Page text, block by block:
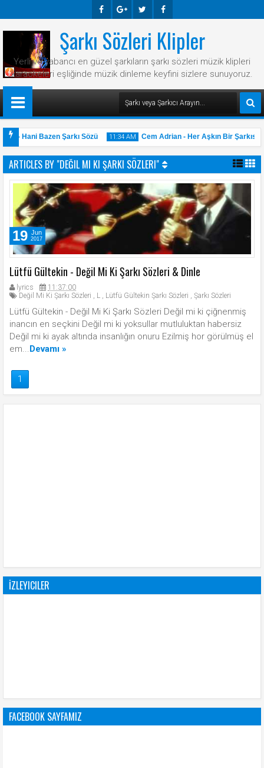
Ook E-
Plus
R Ook
Şarkı Sözleri Klipler
Yerli ve yabancı en güzel şarkıların şarkı sözleri müzik klipleri
karaokeleri eşliğinde müzik dinleme keyfini sizlere sunuyoruz.
- Hani Bazen Şarkı Sözü 11:34 AM
31 May
Cem Adrian - Her Aşkın Bir Şarkısı
ARTICLES BY "DEĞIL MI KI ŞARKI SÖZLERI"
Lütfü Gültekin - Değil Mi Ki Şarkı Sözleri & Dinle
lyrics
11:37:00
Değil Mi Ki Şarkı Sözleri , L , Lütfü Gültekin Şarkı Sözleri , Şarkı Sözleri
Lütfü Gültekin - Değil Mi Ki Şarkı Sözleri Değil mi ki çiğnenmiş
inancın en seçkini Değil mi ki yoksullar mutluluktan habersiz
Değil mi ki ayak altında insanlığın onuru Ezilmiş hor görülmüş el
em...Devamı »
19 Jun
2017
1
İZLEYICILER
FACEBOOK SAYFAMIZ